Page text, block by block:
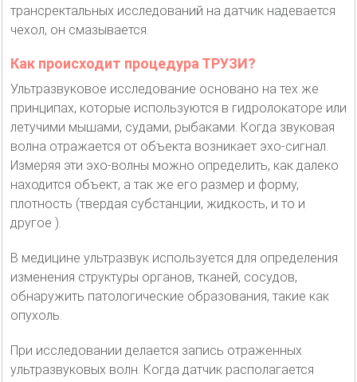
трансректальных исследований на датчик надевается
чехол, он смазывается.
Как происходит процедура ТРУЗИ?
Ультразвуковое исследование основано на тех же
принципах, которые используются в гидролокаторе или
летучими мышами, судами, рыбаками. Когда звуковая
волна отражается от объекта возникает эхо-сигнал.
Измеряя эти эхо-волны можно определить, как далеко
находится объект, а так же его размер и форму,
плотность (твердая субстанции, жидкость, и то и
другое ).
В медицине ультразвук используется для определения
изменения структуры органов, тканей, сосудов,
обнаружить патологические образования, такие как
опухоль.
При исследовании делается запись отраженных
ультразвуковых волн. Когда датчик располагается